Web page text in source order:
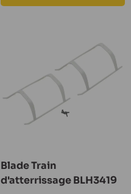
Blade Train
d'atterrissage BLH3419